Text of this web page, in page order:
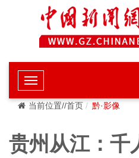
当前位置//首页 黔·影像
贵州从江：千